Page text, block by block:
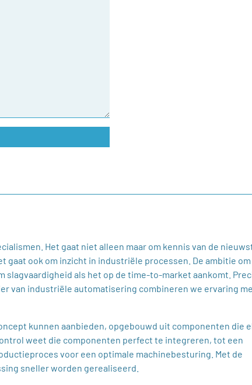
Het gaat niet alleen maar om kennis van de
ook om inzicht in industriële processen. De ambitie om
slagvaardigheid als het op de time-to-market aankomt.
van industriële automatisering combineren we ervaring
kunnen aanbieden, opgebouwd uit componenten die
weet die componenten perfect te integreren, tot een
voor een optimale machinebesturing. Met de
sneller worden gerealiseerd.